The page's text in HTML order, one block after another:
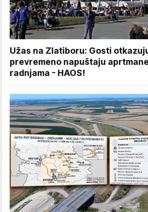
Užas na Zlatiboru: Gosti
prevremeno napuštaju
radnjama - HAOS!